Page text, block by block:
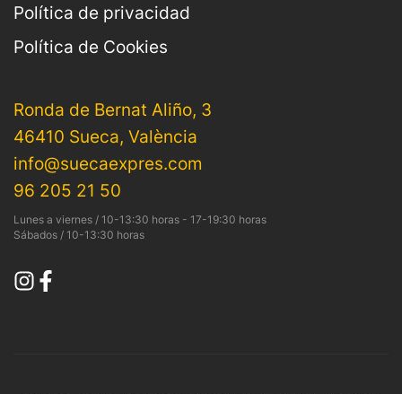
Política de privacidad
Política de Cookies
Ronda de Bernat Aliño, 3
46410 Sueca, València
info@suecaexpres.com
96 205 21 50
Lunes a viernes / 10-13:30 horas - 17-19:30 horas
Sábados / 10-13:30 horas